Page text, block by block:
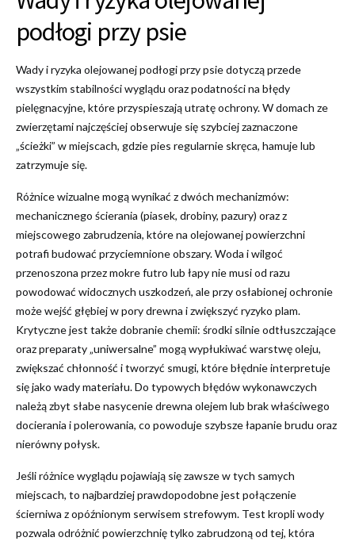
podłogi przy psie
Wady i ryzyka olejowanej podłogi przy psie dotyczą przede
wszystkim stabilności wyglądu oraz podatności na błędy
pielęgnacyjne, które przyspieszają utratę ochrony. W domach ze
zwierzętami najczęściej obserwuje się szybciej zaznaczone
„ścieżki” w miejscach, gdzie pies regularnie skręca, hamuje lub
zatrzymuje się.
Różnice wizualne mogą wynikać z dwóch mechanizmów:
mechanicznego ścierania (piasek, drobiny, pazury) oraz z
miejscowego zabrudzenia, które na olejowanej powierzchni
potrafi budować przyciemnione obszary. Woda i wilgoć
przenoszona przez mokre futro lub łapy nie musi od razu
powodować widocznych uszkodzeń, ale przy osłabionej ochronie
może wejść głębiej w pory drewna i zwiększyć ryzyko plam.
Krytyczne jest także dobranie chemii: środki silnie odtłuszczające
oraz preparaty „uniwersalne” mogą wypłukiwać warstwę oleju,
zwiększać chłonność i tworzyć smugi, które błędnie interpretuje
się jako wady materiału. Do typowych błędów wykonawczych
należą zbyt słabe nasycenie drewna olejem lub brak właściwego
docierania i polerowania, co powoduje szybsze łapanie brudu oraz
nierówny połysk.
Jeśli różnice wyglądu pojawiają się zawsze w tych samych
miejscach, to najbardziej prawdopodobne jest połączenie
ścierniwa z opóźnionym serwisem strefowym. Test kropli wody
pozwala odróżnić powierzchnię tylko zabrudzoną od tej, która